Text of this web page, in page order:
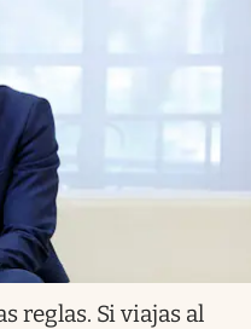
reglas. Si viajas al